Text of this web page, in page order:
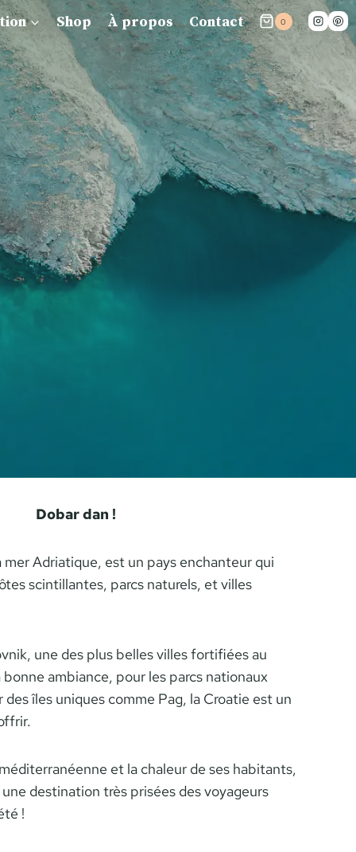
Shop À propos Contact 0
Dobar dan !
Adriatique, est un pays enchanteur qui
scintillantes, parcs naturels, et villes
une des plus belles villes fortifiées au
ambiance, pour les parcs nationaux
îles uniques comme Pag, la Croatie est un
et la chaleur de ses habitants,
destination très prisées des voyageurs
!